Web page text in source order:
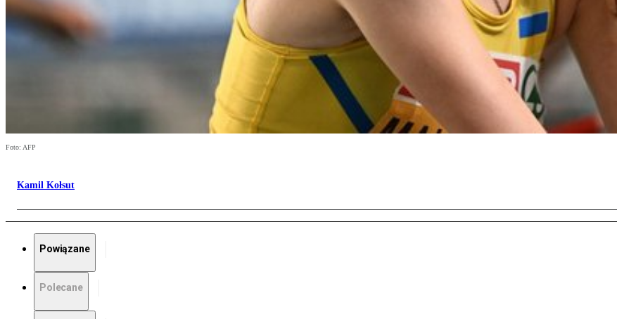
Foto: AFP
Kamil Kołsut
Powiązane
Polecane